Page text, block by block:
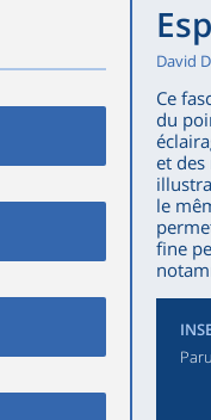
David
Ce
du
et
le
fine